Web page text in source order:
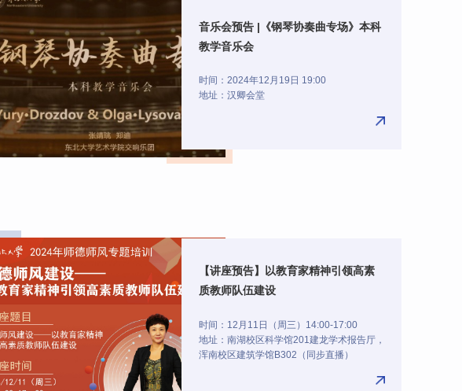
音乐会预告 |《钢琴协奏曲专场》本科
教学音乐会
时间：2024年12月19日 19:00
地址：汉卿会堂
【讲座预告】以教育家精神引领高素
质教师队伍建设
时间：12月11日（周三）14:00-17:00
地址：南湖校区科学馆201建龙学术报告厅，
浑南校区建筑学馆B302（同步直播）